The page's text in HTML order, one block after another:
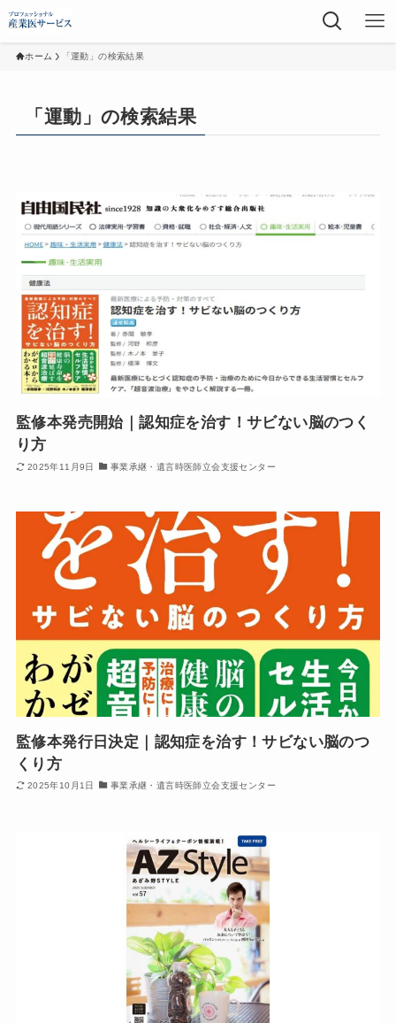
ホーム 「運動」の検索結果
「運動」の検索結果
監修本発売開始｜認知症を治す！サビない脳のつく
り方
2025年11月9日 事業承継・遺言時医師立会支援センター
監修本発行日決定｜認知症を治す！サビない脳のつ
くり方
2025年10月1日 事業承継・遺言時医師立会支援センター